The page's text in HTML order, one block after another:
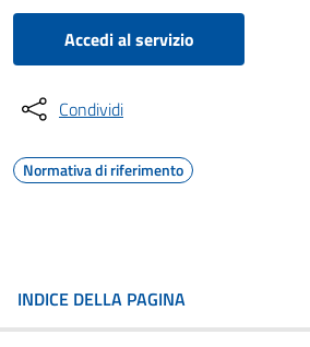
Accedi al servizio
Condividi
Normativa di riferimento
INDICE DELLA PAGINA